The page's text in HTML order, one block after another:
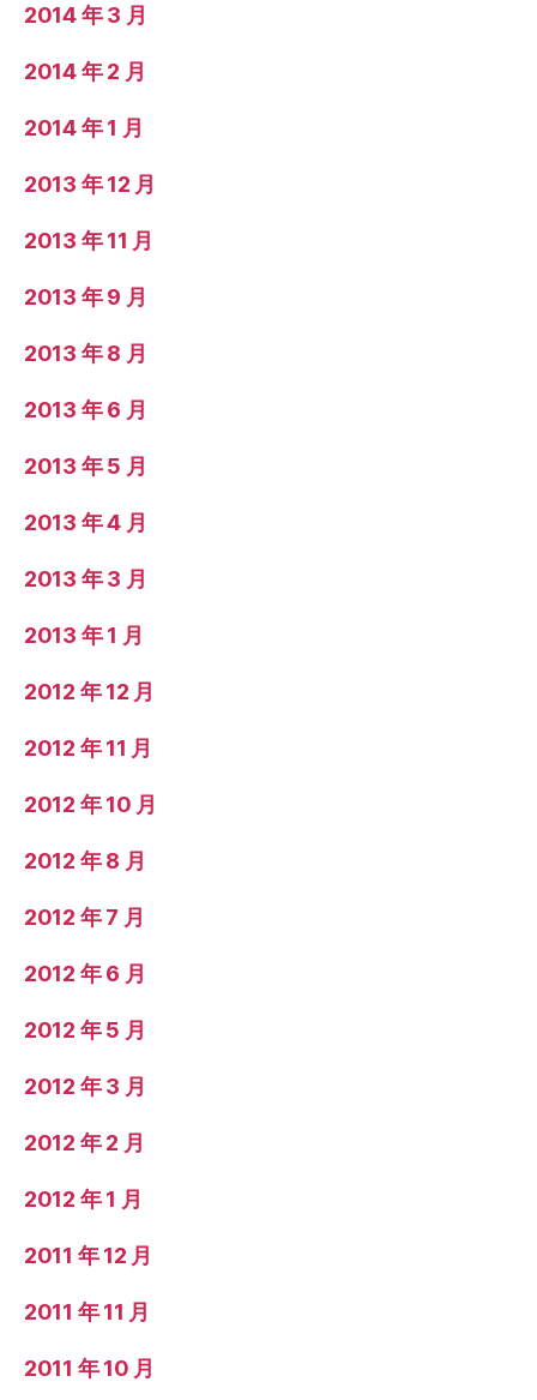
2014 年 3 月
2014 年 2 月
2014 年 1 月
2013 年 12 月
2013 年 11 月
2013 年 9 月
2013 年 8 月
2013 年 6 月
2013 年 5 月
2013 年 4 月
2013 年 3 月
2013 年 1 月
2012 年 12 月
2012 年 11 月
2012 年 10 月
2012 年 8 月
2012 年 7 月
2012 年 6 月
2012 年 5 月
2012 年 3 月
2012 年 2 月
2012 年 1 月
2011 年 12 月
2011 年 11 月
2011 年 10 月